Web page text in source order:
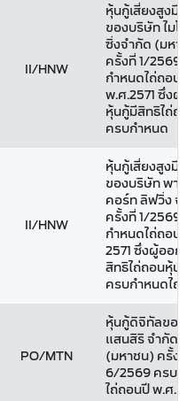
II/HNW
หุ้นกู้เสี่ยงสูงมี
ของบริษัท ไมโ
ซิ่งจำกัด (มหา
ครั้งที่ 1/2569
กำหนดไถ่ถอน
พ.ศ.2571 ซึ่ง
หุ้นกู้มีสิทธิไถ่ถ
ครบกำหนด
II/HNW
หุ้นกู้เสี่ยงสูงมี
ของบริษัท พา
คอร์ท ลิฟวิ่ง จ
ครั้งที่ 1/2569
กำหนดไถ่ถอน
2571 ซึ่งผู้ออ
สิทธิไถ่ถอนหุ้น
ครบกำหนดไถ่
PO/MTN
หุ้นกู้ดิจิทัลขอ
แสนสิริ จำกัด
(มหาชน) ครั้งที่
6/2569 ครบ
ไถ่ถอนปี พ.ศ.